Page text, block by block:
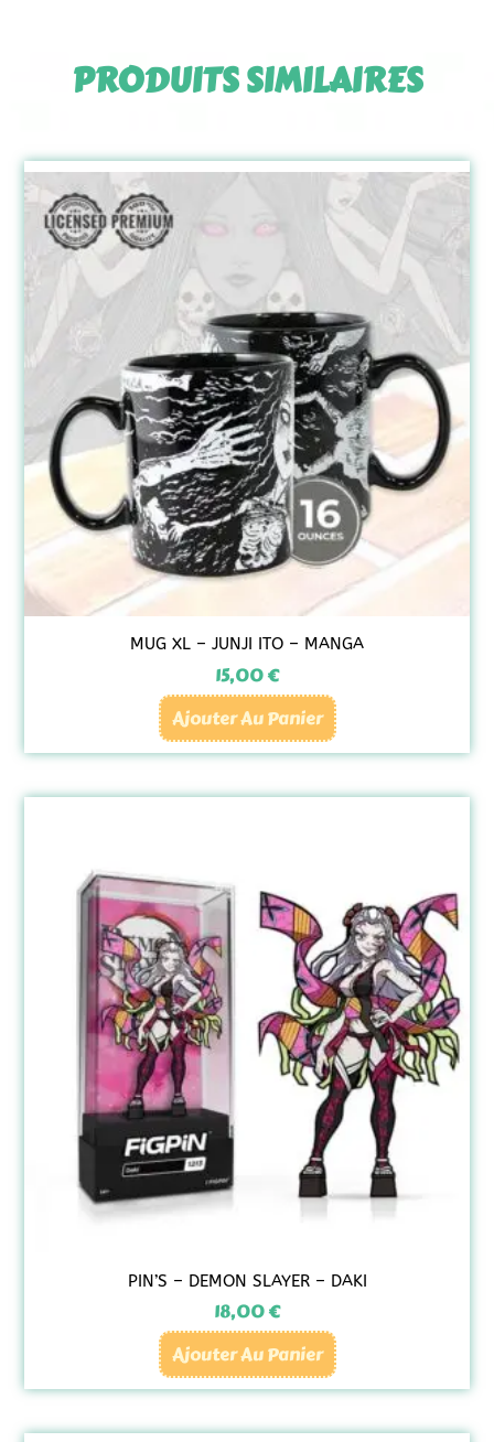
PRODUITS SIMILAIRES
MUG XL – JUNJI ITO – MANGA
15,00€
Ajouter Au Panier
PIN’S – DEMON SLAYER – DAKI
18,00€
Ajouter Au Panier